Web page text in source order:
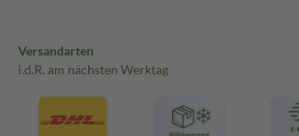
Versandarten
i.d.R. am nächsten Werktag